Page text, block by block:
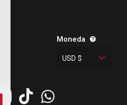
Moneda
USD $